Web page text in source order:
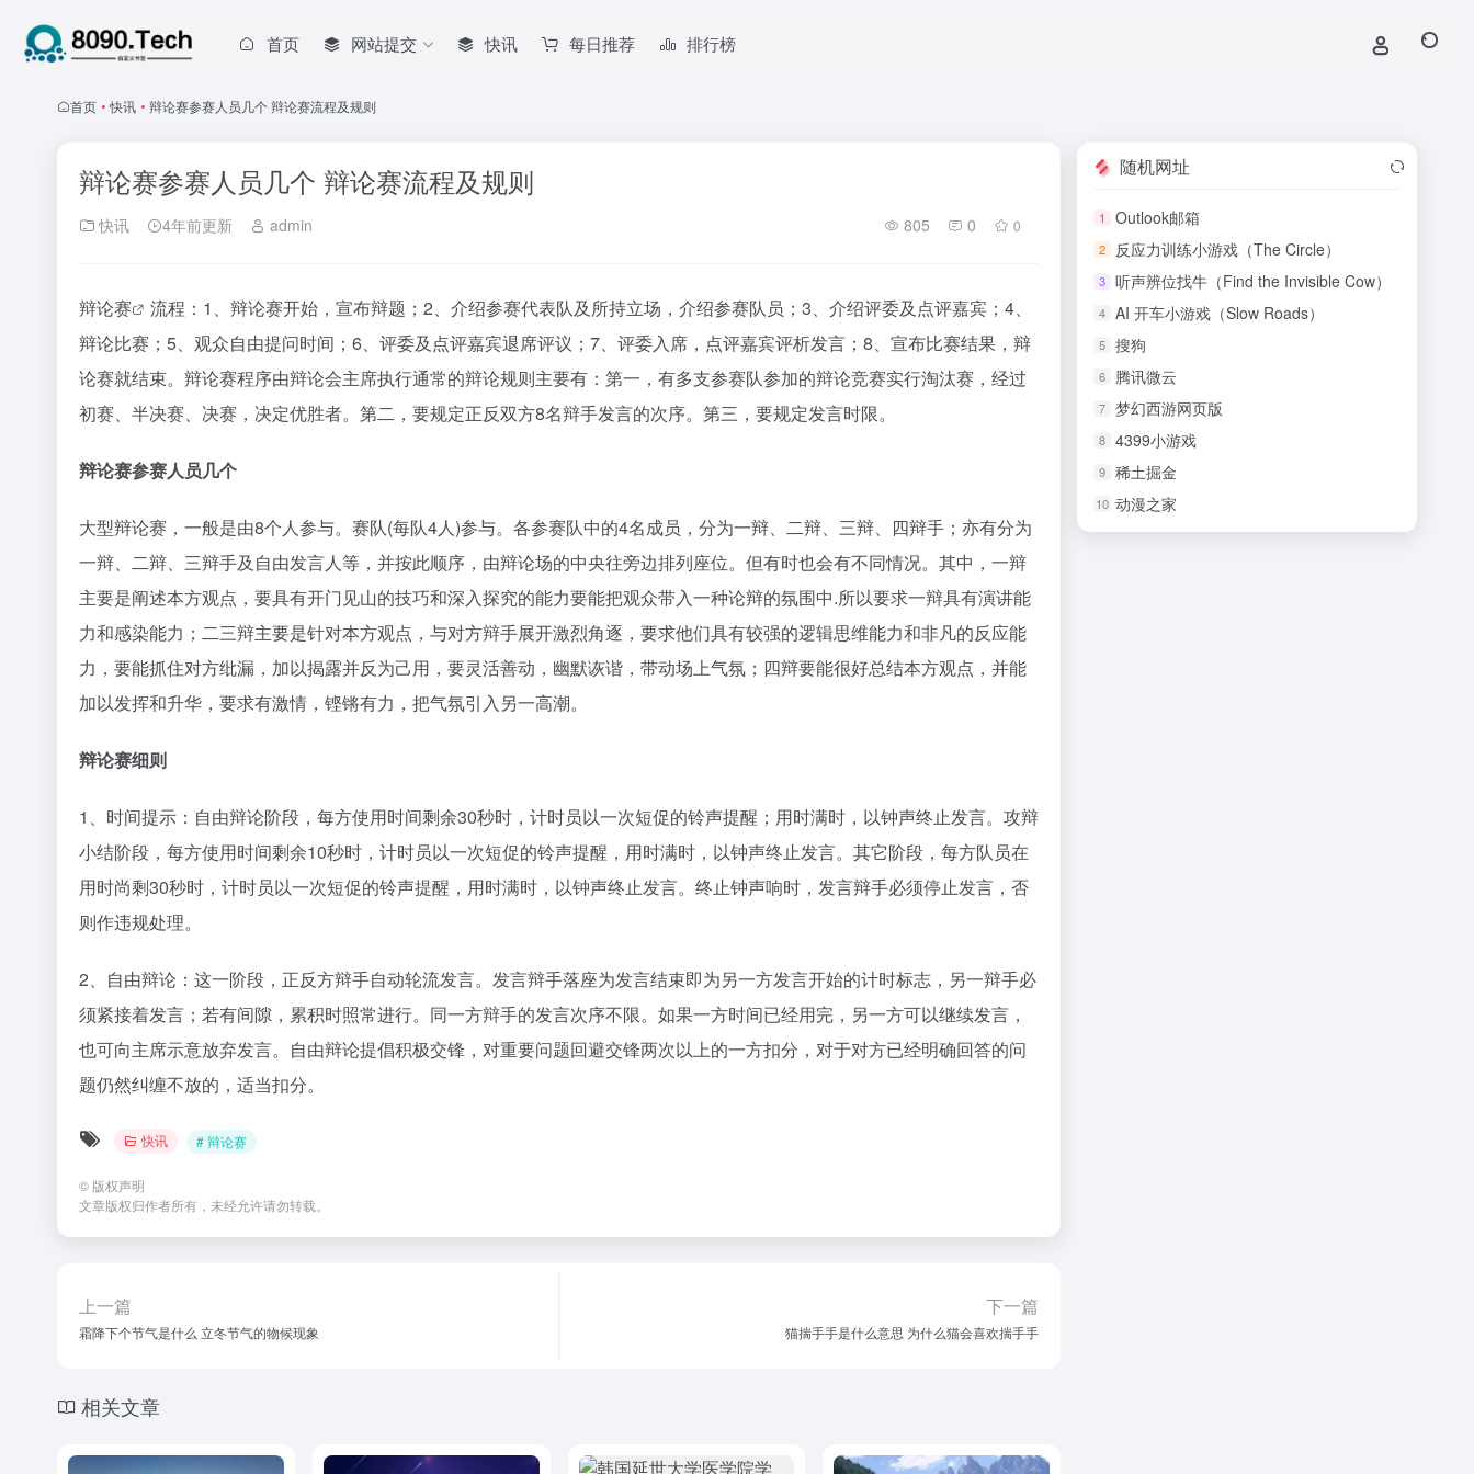
首页 网站提交 快讯 每日推荐 排行榜
首页 • 快讯 • 辩论赛参赛人员几个 辩论赛流程及规则
辩论赛参赛人员几个 辩论赛流程及规则
快讯 4年前更新 admin 805 0 0
辩论赛
流程：1、辩论赛开始，宣布辩题；2、介绍参赛代表队及所持立场，介绍参赛队员；3、介绍评委及点评嘉宾；4、
辩论比赛；5、观众自由提问时间；6、评委及点评嘉宾退席评议；7、评委入席，点评嘉宾评析发言；8、宣布比赛结果，辩
论赛就结束。辩论赛程序由辩论会主席执行通常的辩论规则主要有：第一，有多支参赛队参加的辩论竞赛实行淘汰赛，经过
初赛、半决赛、决赛，决定优胜者。第二，要规定正反双方8名辩手发言的次序。第三，要规定发言时限。
辩论赛参赛人员几个
大型辩论赛，一般是由8个人参与。赛队(每队4人)参与。各参赛队中的4名成员，分为一辩、二辩、三辩、四辩手；亦有分为
一辩、二辩、三辩手及自由发言人等，并按此顺序，由辩论场的中央往旁边排列座位。但有时也会有不同情况。其中，一辩
主要是阐述本方观点，要具有开门见山的技巧和深入探究的能力要能把观众带入一种论辩的氛围中.所以要求一辩具有演讲能
力和感染能力；二三辩主要是针对本方观点，与对方辩手展开激烈角逐，要求他们具有较强的逻辑思维能力和非凡的反应能
力，要能抓住对方纰漏，加以揭露并反为己用，要灵活善动，幽默诙谐，带动场上气氛；四辩要能很好总结本方观点，并能
加以发挥和升华，要求有激情，铿锵有力，把气氛引入另一高潮。
辩论赛细则
1、时间提示：自由辩论阶段，每方使用时间剩余30秒时，计时员以一次短促的铃声提醒；用时满时，以钟声终止发言。攻辩
小结阶段，每方使用时间剩余10秒时，计时员以一次短促的铃声提醒，用时满时，以钟声终止发言。其它阶段，每方队员在
用时尚剩30秒时，计时员以一次短促的铃声提醒，用时满时，以钟声终止发言。终止钟声响时，发言辩手必须停止发言，否
则作违规处理。
2、自由辩论：这一阶段，正反方辩手自动轮流发言。发言辩手落座为发言结束即为另一方发言开始的计时标志，另一辩手必
须紧接着发言；若有间隙，累积时照常进行。同一方辩手的发言次序不限。如果一方时间已经用完，另一方可以继续发言，
也可向主席示意放弃发言。自由辩论提倡积极交锋，对重要问题回避交锋两次以上的一方扣分，对于对方已经明确回答的问
题仍然纠缠不放的，适当扣分。
快讯 # 辩论赛
© 版权声明
文章版权归作者所有，未经允许请勿转载。
上一篇
霜降下个节气是什么 立冬节气的物候现象
下一篇
猫揣手手是什么意思 为什么猫会喜欢揣手手
相关文章
随机网址
1 Outlook邮箱
2 反应力训练小游戏（The Circle）
3 听声辨位找牛（Find the Invisible Cow）
4 AI 开车小游戏（Slow Roads）
5 搜狗
6 腾讯微云
7 梦幻西游网页版
8 4399小游戏
9 稀土掘金
10 动漫之家